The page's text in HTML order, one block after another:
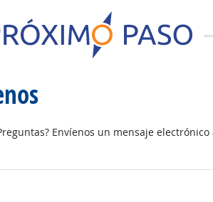
Envíenos un mensaje electrónico